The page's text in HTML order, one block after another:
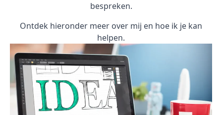
bespreken.
Ontdek hieronder meer over mij en hoe ik je kan
helpen.